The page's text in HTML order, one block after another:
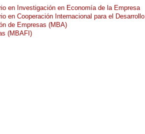
en Investigación en Economía de la Empresa
en Cooperación Internacional para el Desarrollo
de Empresas (MBA)
(MBAFI)